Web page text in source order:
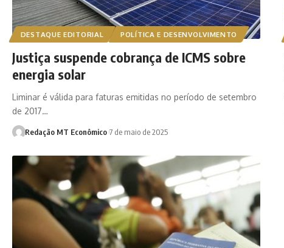
DESTAQUE EDITORIAL POLÍTICA E DESENVOLVIMENTO
Justiça suspende cobrança de ICMS sobre
energia solar
Liminar é válida para faturas emitidas no período de setembro
de 2017…
Redação MT Econômico 7 de maio de 2025